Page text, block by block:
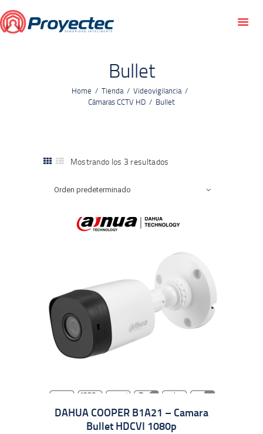
Bullet
Home Tienda
Videovigilancia
Cámaras CCTV HD
Bullet
SERVICIOS
Mostrando los 3 resultados
DAHUA COOPER B1A21 – Camara
Bullet HDCVI 1080p